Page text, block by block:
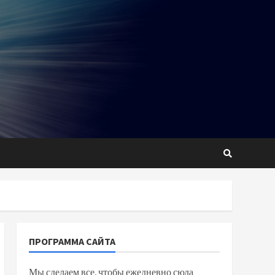
ПРОГРАММА САЙТА
Мы сделаем все, чтобы ежедневно сюда